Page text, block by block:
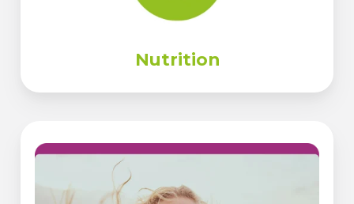
Nutrition
être